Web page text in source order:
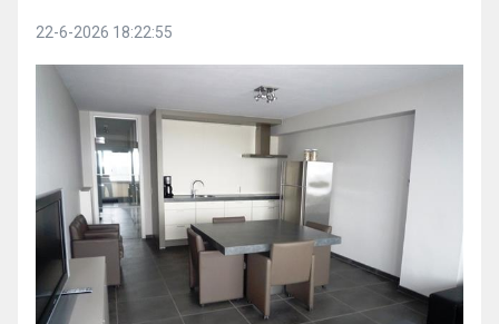
22-6-2026 18:22:55